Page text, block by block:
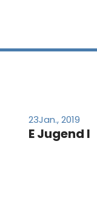
23Jan., 2019
E Jugend I